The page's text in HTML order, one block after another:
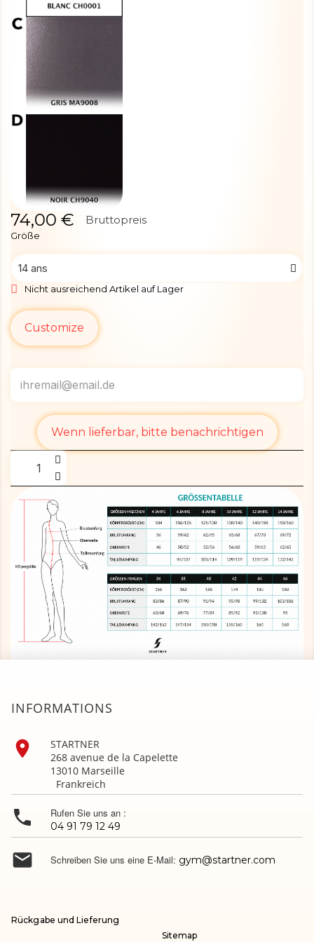
74,00 € Bruttopreis
Größe
Nicht ausreichend Artikel auf Lager
Customize
Wenn lieferbar, bitte benachrichtigen
INFORMATIONS

STARTNER
268 avenue de la Capelette
13010 Marseille
Frankreich
 Rufen Sie uns an :
04 91 79 12 49
 Schreiben Sie uns eine E-Mail: gym@startner.com
Rückgabe und Lieferung
Sitemap